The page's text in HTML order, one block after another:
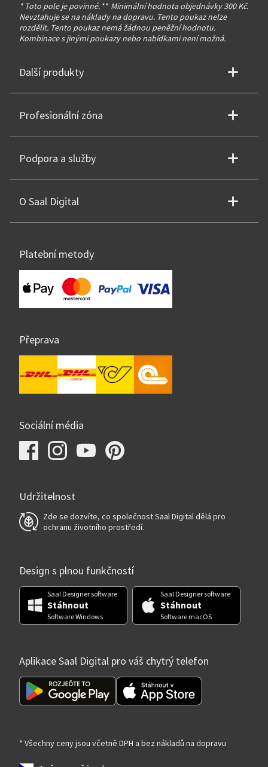
* Toto pole je povinné. ** Minimální hodnota objednávky 300 Kč.
Nevztahuje se na náklady na dopravu. Tento poukaz nelze
rozdělit. Tento poukaz nemá žádnou peněžní hodnotu.
Kombinace s jinými poukazy nebo nabídkami není možná.
Další produkty
Profesionální zóna
Podpora a služby
O Saal Digital
Platební metody
Přeprava
Sociální média
Udržitelnost
Zde se dozvíte, co společnost Saal Digital dělá pro
ochranu životního prostředí.
Design s plnou funkčností
Saal Designer software
Stáhnout
Software Windows
Saal Designer software
Stáhnout
Software macOS
Aplikace Saal Digital pro váš chytrý telefon
* Všechny ceny jsou včetně DPH a bez nákladů na dopravu